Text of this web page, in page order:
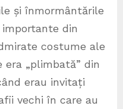
și înmormântările
din
costume ale
era „plimbată” din
erau invitați
vechi în care au